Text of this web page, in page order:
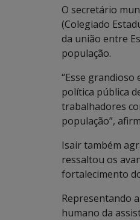
O secretário
(Colegiado
da união entre
população.
“Esse
política pública
trabalhadores
população”,
Isair também
ressaltou os
fortalecimento
Representando
humano da